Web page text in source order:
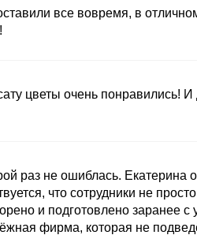
все вовремя, в
цветы очень понравились!
раз не ошиблась. Екатерина
что сотрудники не
и подготовлено заранее
фирма, которая не